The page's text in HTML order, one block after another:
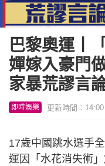
巴黎奧運丨
嬋嫁入豪門
家暴荒謬言
即時娛樂 更新時間：
17歲中國跳水選手
運因「水花消失術